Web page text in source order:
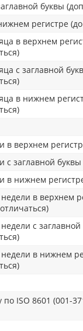
буквы
регистре
в верхнем
с заглавной
в нижнем
в верхнем
с заглавной
в нижнем
в верхнем
с
в нижнем
ISO 8601 (001-